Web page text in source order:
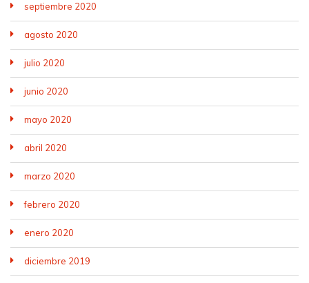
septiembre 2020
agosto 2020
julio 2020
junio 2020
mayo 2020
abril 2020
marzo 2020
febrero 2020
enero 2020
diciembre 2019